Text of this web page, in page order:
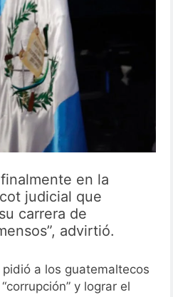
en la
judicial que
carrera de
advirtió.
a los guatemaltecos
y lograr el